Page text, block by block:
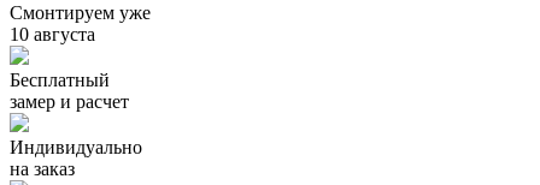
Смонтируем уже
10 августа
Бесплатный
замер и расчет
Индивидуально
на заказ